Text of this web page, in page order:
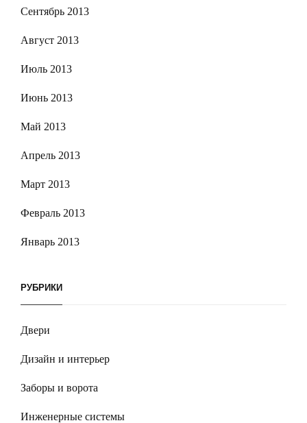
Сентябрь 2013
Август 2013
Июль 2013
Июнь 2013
Май 2013
Апрель 2013
Март 2013
Февраль 2013
Январь 2013
РУБРИКИ
Двери
Дизайн и интерьер
Заборы и ворота
Инженерные системы